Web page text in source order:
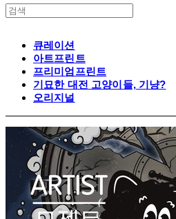
큐레이션
아트프린트
프리미엄프린트
기묘한 대전 고양이들, 기냥?
오리지널